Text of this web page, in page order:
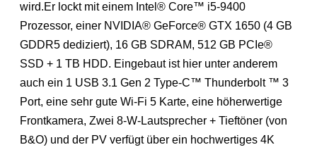
wird.Er lockt mit einem Intel® Core™ i5-9400
Prozessor, einer NVIDIA® GeForce® GTX 1650 (4 GB
GDDR5 dediziert), 16 GB SDRAM, 512 GB PCIe®
SSD + 1 TB HDD. Eingebaut ist hier unter anderem
auch ein 1 USB 3.1 Gen 2 Type-C™ Thunderbolt ™ 3
Port, eine sehr gute Wi-Fi 5 Karte, eine höherwertige
Frontkamera, Zwei 8-W-Lautsprecher + Tieftöner (von
B&O) und der PV verfügt über ein hochwertiges 4K